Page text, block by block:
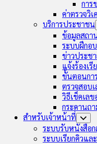
การ
ค่าตรวจวิ
บริการประชาชน
ข้อมูลสถา
ระบบฝึกอ
ข่าวประช
แจ้งร้องเ
ขั้นตอนกา
ตรวจสอบ
วิธีเช็คเล
กระดานถ
สำหรับเจ้าหน้าที่ Toggle
Child
Menu
ระบบรับหนังสือ
ระบบเรียกคิวแล